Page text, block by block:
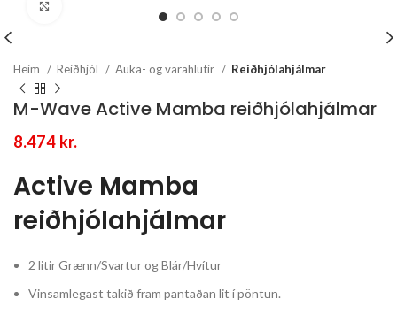
Heim Reiðhjól Auka- og varahlutir Reiðhjólahjálmar
M-Wave Active Mamba reiðhjólahjálmar
8.474 kr.
Active Mamba
reiðhjólahjálmar
2 litir Grænn/Svartur og Blár/Hvítur
Vinsamlegast takið fram pantaðan lit í pöntun.